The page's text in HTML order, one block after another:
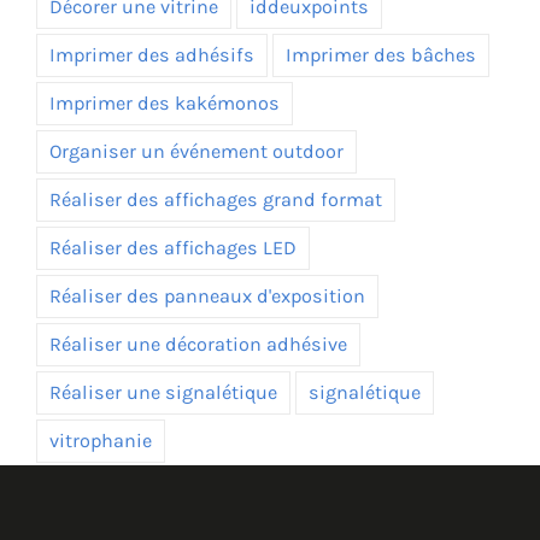
Décorer une vitrine iddeuxpoints
Imprimer des adhésifs Imprimer des bâches
Imprimer des kakémonos
Organiser un événement outdoor
Réaliser des affichages grand format
Réaliser des affichages LED
Réaliser des panneaux d'exposition
Réaliser une décoration adhésive
Réaliser une signalétique signalétique
vitrophanie